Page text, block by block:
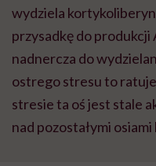
wydziela
przysadkę do produkcji
nadnercza do
ostrego stresu to
stresie ta oś jest stale
nad pozostałymi